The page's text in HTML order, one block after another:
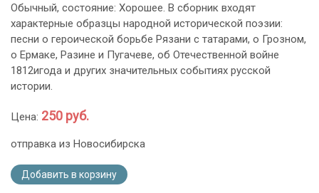
Обычный, состояние: Хорошее. В сборник входят
характерные образцы народной исторической поэзии:
песни о героической борьбе Рязани с татарами, о Грозном,
о Ермаке, Разине и Пугачеве, об Отечественной войне
1812игода и других значительных событиях русской
истории.
Цена: 250 руб.
отправка из Новосибирска
Добавить в корзину